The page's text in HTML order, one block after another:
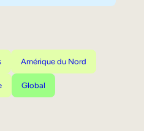
Amérique du Nord
Global